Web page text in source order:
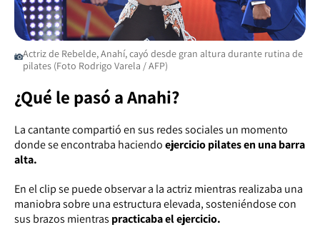
Actriz de Rebelde, Anahí, cayó desde gran altura durante rutina de
pilates (Foto Rodrigo Varela / AFP)
¿Qué le pasó a Anahi?
La cantante compartió en sus redes sociales un momento
donde se encontraba haciendoejercicio pilates en una barra
alta.
En el clip se puede observar a la actriz mientras realizaba una
maniobra sobre una estructura elevada, sosteniéndose con
sus brazos mientras practicaba el ejercicio.